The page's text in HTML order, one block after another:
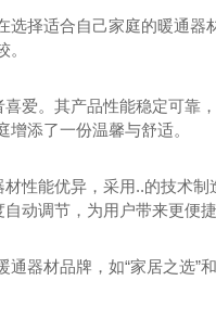
择适合自己家庭的暖通
爱。其产品性能稳定可
添了一份温馨与舒适。
性能优异，采用..的技术
动调节，为用户带来更便捷
器材品牌，如“家居之选”